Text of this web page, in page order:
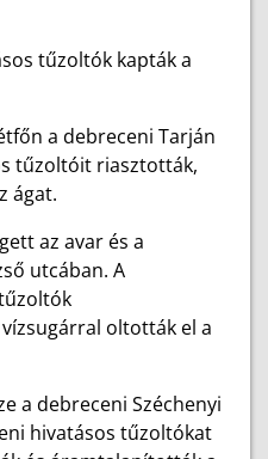
tűzoltók kapták a
a debreceni Tarján
tűzoltóit riasztották,
ágat.
az avar és a
utcában. A
oltották el a
a debreceni Széchenyi
hivatásos tűzoltókat